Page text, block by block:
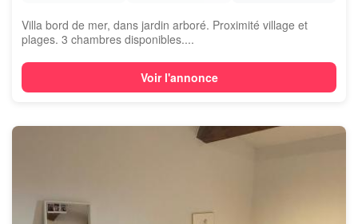
Villa bord de mer, dans jardin arboré. Proximité village et
plages. 3 chambres disponibles....
Voir l'annonce